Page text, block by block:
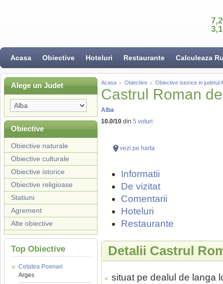
Acasa Obiective Hoteluri Restaurante Calculeaza
Alege un Judet
Obiective
Obiective naturale
Obiective culturale
Obiective istorice
Obiective religioase
Statiuni
Agrement
Alte obiective
Top Obiective
Cetatea Poenari
Arges
Acasa Obiective Obiective istorice in judetul
Castrul Roman
Alba
10.0/10 din 5 voturi
vezi pe harta
Informatii
De vizitat
Comentarii
Hoteluri
Restaurante
Detalii Castrul
situat pe dealul de langa